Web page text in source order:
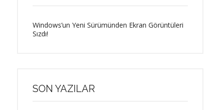
Windows’un Yeni Sürümünden Ekran Görüntüleri
Sızdı!
SON YAZILAR